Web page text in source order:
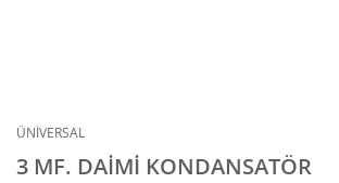
ÜNİVERSAL
3 MF. DAİMİ KONDANSATÖR